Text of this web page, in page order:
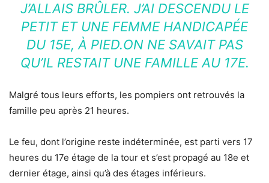
J’ALLAIS BRÛLER. J’AI DESCENDU LE
PETIT ET UNE FEMME HANDICAPÉE
DU 15E, À PIED.ON NE SAVAIT PAS
QU’IL RESTAIT UNE FAMILLE AU 17E.
Malgré tous leurs efforts, les pompiers ont retrouvés la
famille peu après 21 heures.
Le feu, dont l’origine reste indéterminée, est parti vers 17
heures du 17e étage de la tour et s’est propagé au 18e et
dernier étage, ainsi qu’à des étages inférieurs.